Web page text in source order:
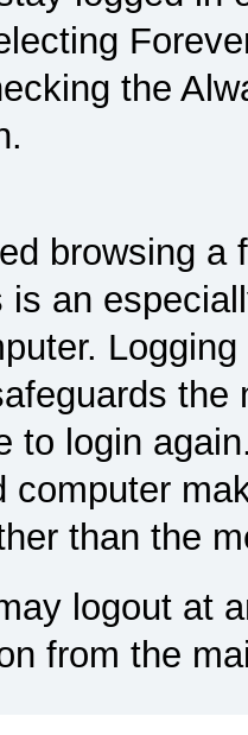
the
browsing a
is an
to login
computer
than the
logout at
from the